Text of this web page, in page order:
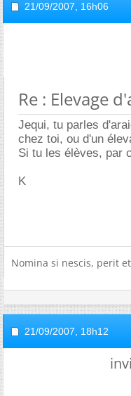
21/09/2007, 16h06
Re : Elevage
Jequi, tu parles
chez toi, ou d'un
Si tu les élèves, par
K
Nomina si nescis, perit
21/09/2007, 18h12